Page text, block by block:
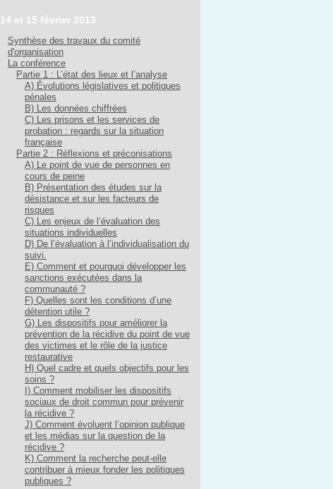
14 et 15 février 2013
Synthèse des travaux du comité
d'organisation
La conférence
Partie 1 : L’état des lieux et l’analyse
A) Évolutions législatives et politiques
pénales
B) Les données chiffrées
C) Les prisons et les services de
probation : regards sur la situation
française
Partie 2 : Réflexions et préconisations
A) Le point de vue de personnes en
cours de peine
B) Présentation des études sur la
désistance et sur les facteurs de
risques
C) Les enjeux de l’évaluation des
situations individuelles
D) De l’évaluation à l’individualisation du
suivi.
E) Comment et pourquoi développer les
sanctions exécutées dans la
communauté ?
F) Quelles sont les conditions d’une
détention utile ?
G) Les dispositifs pour améliorer la
prévention de la récidive du point de vue
des victimes et le rôle de la justice
restaurative
H) Quel cadre et quels objectifs pour les
soins ?
I) Comment mobiliser les dispositifs
sociaux de droit commun pour prévenir
la récidive ?
J) Comment évoluent l’opinion publique
et les médias sur la question de la
récidive ?
K) Comment la recherche peut-elle
contribuer à mieux fonder les politiques
publiques ?